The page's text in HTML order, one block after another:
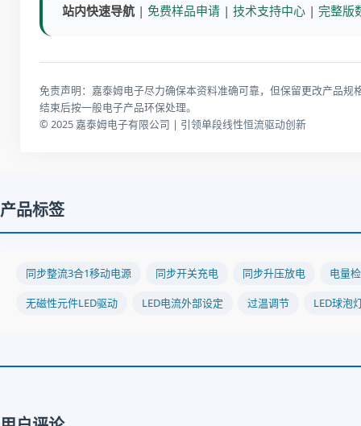
站内快速导航 | 免费样品申请 | 技术支持中心 | 完整版
免责声明：嘉泰姆电子尽力确保本资料准确可靠，但保留更改产品
结束后按一般电子产品环保处理。
© 2025 嘉泰姆电子有限公司 | 引领单段线性恒流驱动创新
产品标签
同步整流3合1移动电源 同步开关充电 同步升压放电 电量
无磁性元件LED驱动 LED电流外部设定 过温调节 LED球泡